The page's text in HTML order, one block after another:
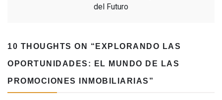
del Futuro
10 THOUGHTS ON “ EXPLORANDO LAS
OPORTUNIDADES: EL MUNDO DE LAS
PROMOCIONES INMOBILIARIAS ”